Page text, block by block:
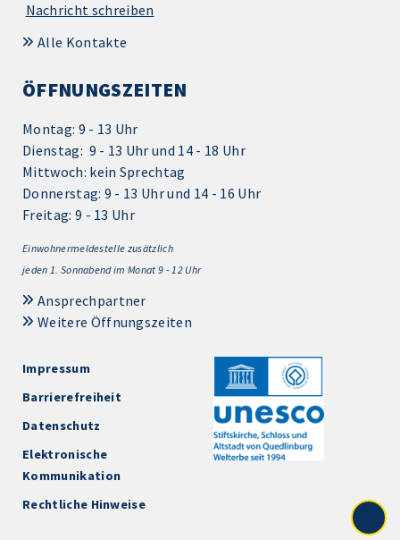
Nachricht schreiben
Alle Kontakte
ÖFFNUNGSZEITEN
Montag: 9 - 13 Uhr
Dienstag: 9 - 13 Uhr und 14 - 18 Uhr
Mittwoch: kein Sprechtag
Donnerstag: 9 - 13 Uhr und 14 - 16 Uhr
Freitag: 9 - 13 Uhr
Einwohnermeldestelle zusätzlich
jeden 1. Sonnabend im Monat 9 - 12 Uhr
Ansprechpartner
Weitere Öffnungszeiten
Impressum
Barrierefreiheit
Datenschutz
Elektronische
Kommunikation
Rechtliche Hinweise